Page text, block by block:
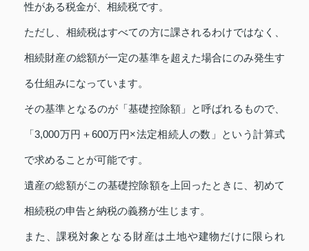
性がある税金が、相続税です。
ただし、相続税はすべての方に課されるわけではなく、
相続財産の総額が一定の基準を超えた場合にのみ発生す
る仕組みになっています。
その基準となるのが「基礎控除額」と呼ばれるもので、
「3,000万円＋600万円×法定相続人の数」という計算式
で求めることが可能です。
遺産の総額がこの基礎控除額を上回ったときに、初めて
相続税の申告と納税の義務が生じます。
また、課税対象となる財産は土地や建物だけに限られ